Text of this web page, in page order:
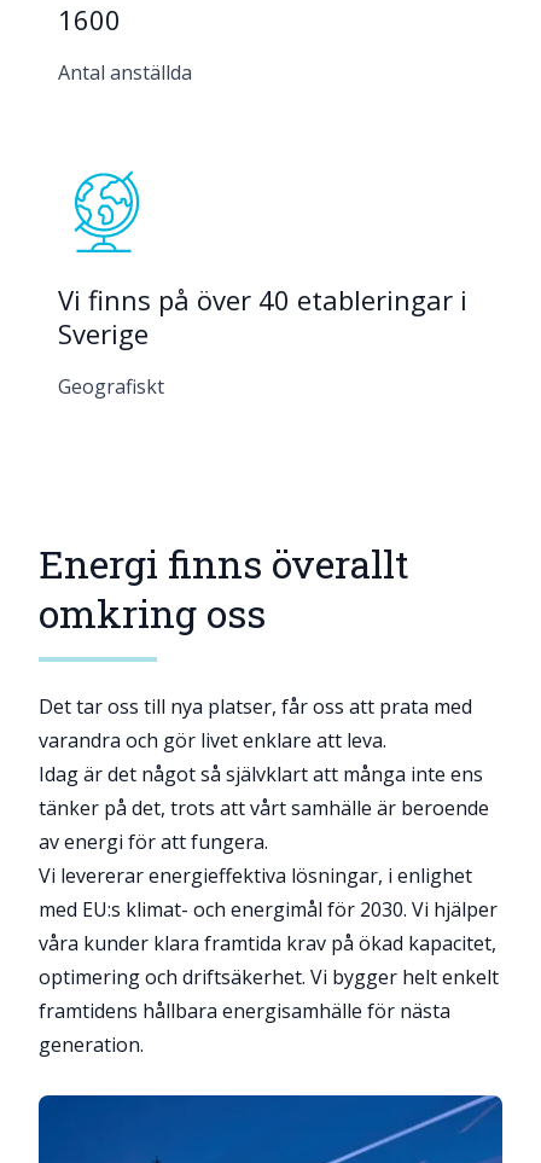
1600
Antal anställda
Vi finns på över 40 etableringar i
Sverige
Geografiskt
Energi finns överallt
omkring oss
Det tar oss till nya platser, får oss att prata med
varandra och gör livet enklare att leva.
Idag är det något så självklart att många inte ens
tänker på det, trots att vårt samhälle är beroende
av energi för att fungera.
Vi levererar energieffektiva lösningar, i enlighet
med EU:s klimat- och energimål för 2030. Vi hjälper
våra kunder klara framtida krav på ökad kapacitet,
optimering och driftsäkerhet. Vi bygger helt enkelt
framtidens hållbara energisamhälle för nästa
generation.